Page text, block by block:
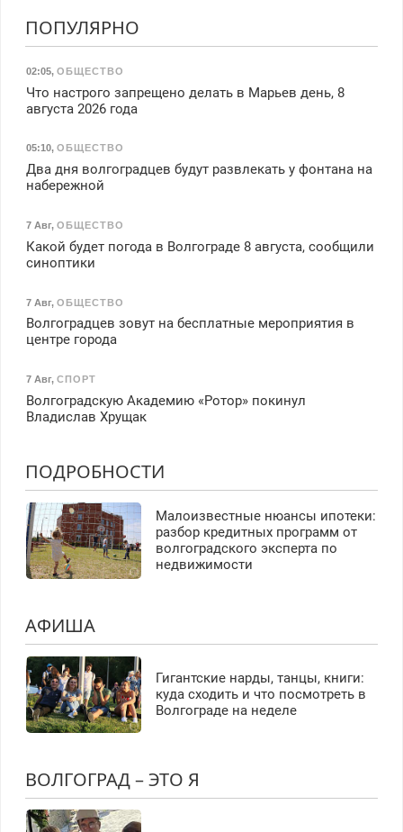
ПОПУЛЯРНО
02:05, ОБЩЕСТВО
Что настрого запрещено делать в Марьев день, 8
августа 2026 года
05:10, ОБЩЕСТВО
Два дня волгоградцев будут развлекать у фонтана на
набережной
7 Авг, ОБЩЕСТВО
Какой будет погода в Волгограде 8 августа, сообщили
синоптики
7 Авг, ОБЩЕСТВО
Волгоградцев зовут на бесплатные мероприятия в
центре города
7 Авг, СПОРТ
Волгоградскую Академию «Ротор» покинул
Владислав Хрущак
ПОДРОБНОСТИ
Малоизвестные нюансы ипотеки:
разбор кредитных программ от
волгоградского эксперта по
недвижимости
АФИША
Гигантские нарды, танцы, книги:
куда сходить и что посмотреть в
Волгограде на неделе
ВОЛГОГРАД – ЭТО Я